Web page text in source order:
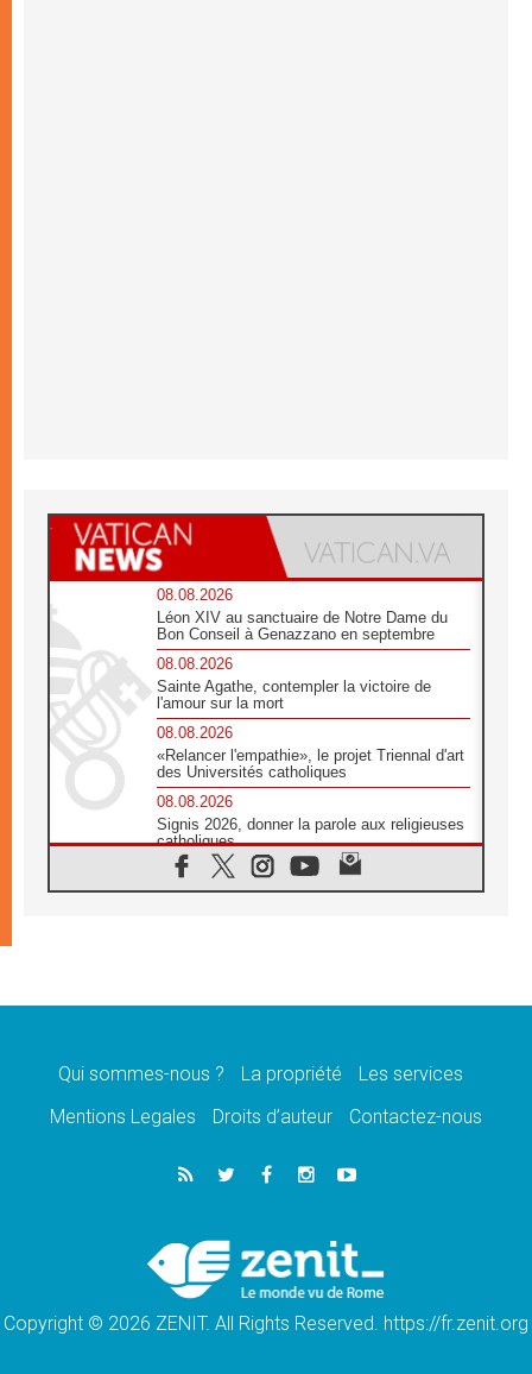
08.08.2026
Léon XIV au sanctuaire de Notre Dame du
Bon Conseil à Genazzano en septembre
08.08.2026
Sainte Agathe, contempler la victoire de
l'amour sur la mort
08.08.2026
«Relancer l'empathie», le projet Triennal d'art
des Universités catholiques
08.08.2026
Signis 2026, donner la parole aux religieuses
catholiques
08.08.2026
Au Bangladesh, l'Église accompagne les
07.08.2026
07.08.2026
le cardinal Parolin
En Colombie, «la paix ne s'achète pas avec
une signature»
Le programme du voyage apostolique du
Pape en France dévoilé
Qui sommes-nous ? La propriété
Les services
Mentions Legales
Droits d’auteur Contactez-nous
Copyright © 2026 ZENIT. All Rights Reserved. https://fr.zenit.org